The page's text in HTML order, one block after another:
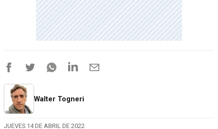
Walter Togneri
JUEVES 14 DE ABRIL DE 2022